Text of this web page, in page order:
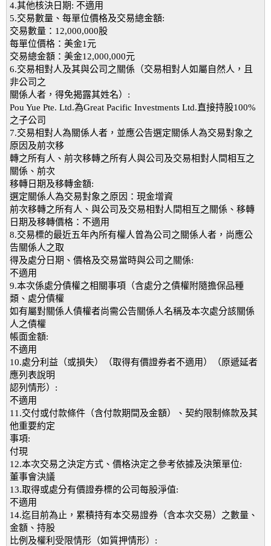
4.其他核決日期: 不適用
5.交易數量、每單位價格及交易總金額:
交易數量：12,000,000股
每單位價格：美金1元
交易總金額：美金12,000,000元
6.交易相對人及其與公司之關係（交易相對人如屬自然人，且
非公司之
關係人者，得免揭露其姓名）:
Pou Yue Pte. Ltd.為Great Pacific Investments Ltd.直接持股100%
之子公司
7.交易相對人為關係人者，並應公告選定關係人為交易對象之
原因及前次移
轉之所有人、前次移轉之所有人與公司及交易相對人間相互之
關係、前次
移轉日期及移轉金額:
選定關係人為交易對象之原因：現金增資
前次移轉之所有人、與公司及交易相對人間相互之關係、移轉
日期及移轉價格：不適用
8.交易標的最近五年內所有權人曾為公司之關係人者，尚應公
告關係人之取
得及處分日期、價格及交易當時與公司之關係:
不適用
9.本次係處分債權之相關事項（含處分之債權附隨擔保品種
類、處分債權
如有屬對關係人債權者尚需公告關係人名稱及本次處分該關係
人之債權
帳面金額:
不適用
10.處分利益（或損失）（取得有價證券者不適用）（原遞延者
應列表說明
認列情形）:
不適用
11.交付或付款條件（含付款期間及金額）、契約限制條款及其
他重要約定
事項:
付現
12.本次交易之決定方式、價格決定之參考依據及決策單位:
董事會決議
13.取得或處分有價證券標的公司每股淨值:
不適用
14.迄目前為止，累積持有本交易證券（含本次交易）之數量、
金額、持股
比例及權利受限情形（如質押情形）: